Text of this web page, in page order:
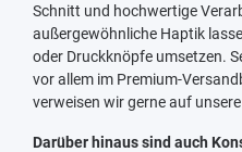
Schnitt und hochwertige
außergewöhnliche Haptik
oder Druckknöpfe umsetzen.
vor allem im Premium-
verweisen wir gerne auf
Darüber hinaus sind auch